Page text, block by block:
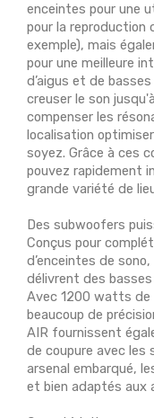
enceintes pour une
pour la reproduction
exemple), mais
pour une meilleure
d’aigus et de
creuser le son
compenser les
localisation
soyez. Grâce à ces
pouvez rapidement
grande variété de
Des subwoofers
Conçus pour
d’enceintes de
délivrent des
Avec 1200 watts de
beaucoup de
AIR fournissent
de coupure avec les
arsenal embarqué,
et bien adaptés aux